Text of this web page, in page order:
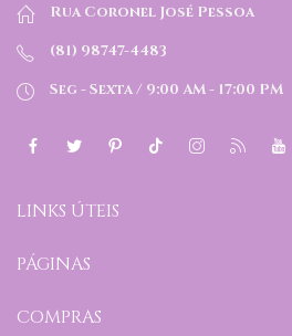
Rua Coronel José Pessoa
(81) 98747-4483
Seg - Sexta / 9:00 AM - 17:00 PM
LINKS ÚTEIS
PÁGINAS
COMPRAS